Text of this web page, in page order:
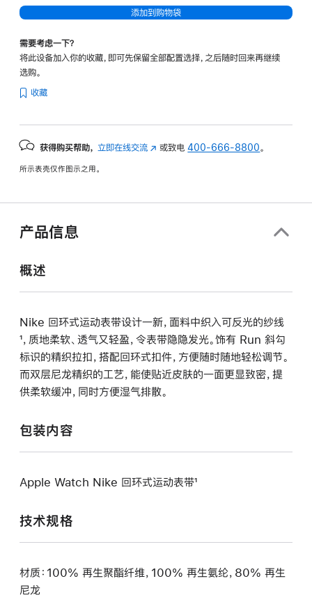
添加到购物袋
需要考虑一下？
将此设备加入你的收藏，即可先保留全部配置选择，之后随时回来再继续
选购。
收藏
获得购买帮助， 立即在线交流 (在
中
或致电400-666-8800 。
所示表壳仅作图示之用。
产品信息
概述
Nike 回环式运动表带设计一新，面料中织入可反光的纱线
¹，质地柔软、透气又轻盈，令表带隐隐发光。饰有 Run 斜勾
标识的精织拉扣，搭配回环式扣件，方便随时随地轻松调节。
而双层尼龙精织的工艺，能使贴近皮肤的一面更显致密，提
供柔软缓冲，同时方便湿气排散。
包装内容
Apple Watch Nike 回环式运动表带¹
技术规格
材质：100% 再生聚酯纤维，100% 再生氨纶，80% 再生
尼龙